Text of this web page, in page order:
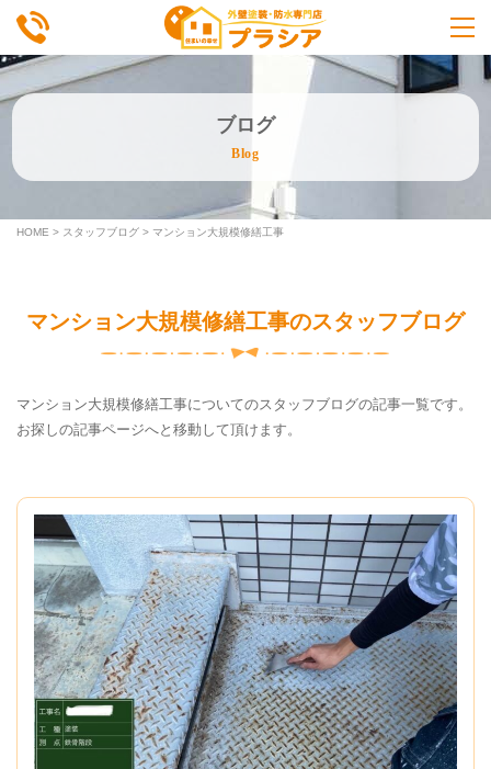
ブログ
Blog
HOME > スタッフブログ > マンション大規模修繕工事
マンション大規模修繕工事のスタッフブログ
マンション大規模修繕工事についてのスタッフブログの記事一覧です。
お探しの記事ページへと移動して頂けます。